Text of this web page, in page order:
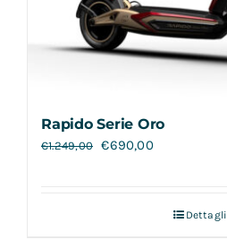
Rapido Serie Oro
€1.249,00 €690,00
Dettagli